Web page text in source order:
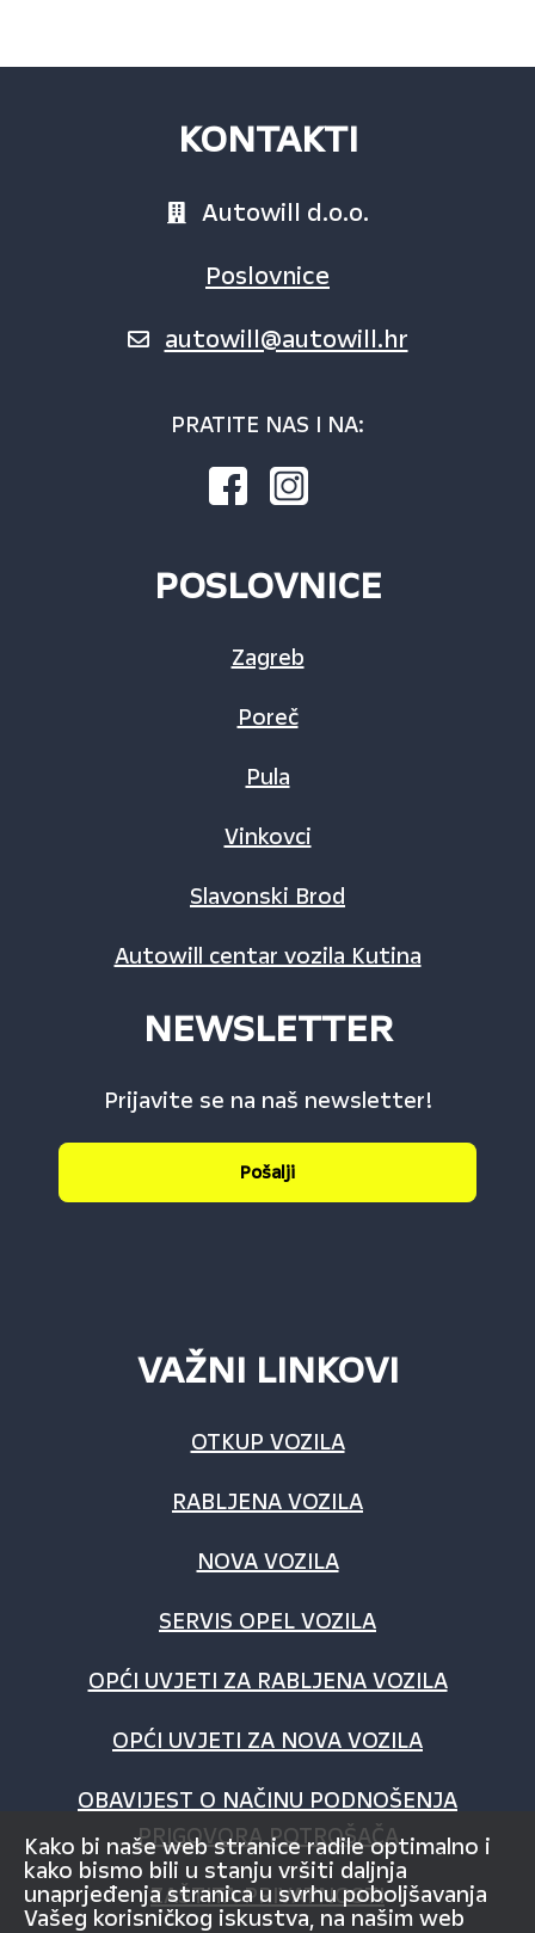
KONTAKTI
Autowill d.o.o.
Poslovnice
autowill@autowill.hr
PRATITE NAS I NA:
POSLOVNICE
Zagreb
Poreč
Pula
Vinkovci
Slavonski Brod
Autowill centar vozila Kutina
NEWSLETTER
Prijavite se na naš newsletter!
Pošalji
VAŽNI LINKOVI
OTKUP VOZILA
RABLJENA VOZILA
NOVA VOZILA
SERVIS OPEL VOZILA
OPĆI UVJETI ZA RABLJENA VOZILA
OPĆI UVJETI ZA NOVA VOZILA
OBAVIJEST O NAČINU PODNOŠENJA
PRIGOVORA POTROŠAČA
ZAŠTITA PRIVATNOSTI
Kako bi naše web stranice radile optimalno i
kako bismo bili u stanju vršiti daljnja
unaprjeđenja stranica u svrhu poboljšavanja
Vašeg korisničkog iskustva, na našim web